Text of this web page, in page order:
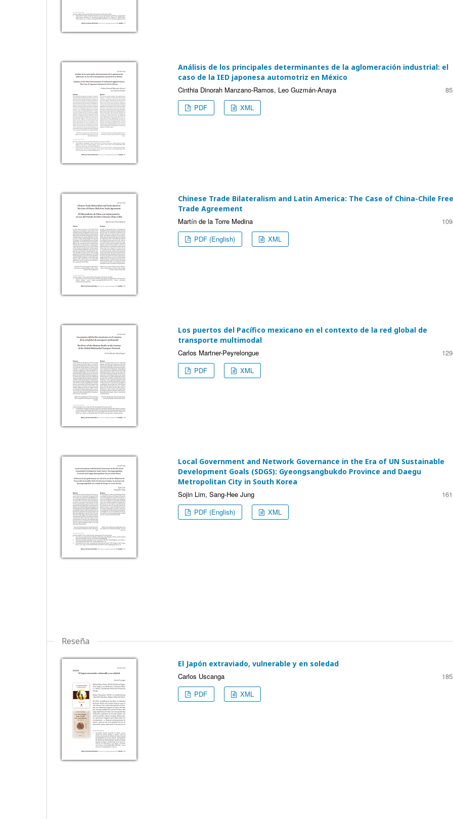
Análisis de los principales determinantes de la aglomeración industrial: el
caso de la IED japonesa automotriz en México
Cinthia Dinorah Manzano-Ramos, Leo Guzmán-Anaya
PDF
XML
Chinese Trade Bilateralism and Latin America: The Case of China-Chile Free
Trade Agreement
Martín de la Torre Medina
PDF (English)
XML
Los puertos del Pacífico mexicano en el contexto de la red global de
transporte multimodal
Carlos Martner-Peyrelongue
PDF
XML
Local Government and Network Governance in the Era of UN Sustainable
Development Goals (SDGS): Gyeongsangbukdo Province and Daegu
Metropolitan City in South Korea
Sojin Lim, Sang-Hee Jung
PDF (English)
XML
Reseña
El Japón extraviado, vulnerable y en soledad
Carlos Uscanga
PDF
XML